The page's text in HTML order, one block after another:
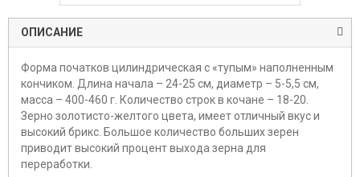
ОПИСАНИЕ
Форма початков цилиндрическая с «тупым» наполненным
кончиком. Длина начала – 24-25 см, диаметр – 5-5,5 см,
масса – 400-460 г. Количество строк в кочане – 18-20.
Зерно золотисто-желтого цвета, имеет отличный вкус и
высокий брикс. Большое количество больших зерен
приводит высокий процент выхода зерна для
переработки.